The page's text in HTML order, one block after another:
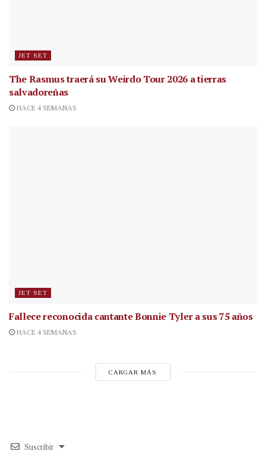
JET SET
The Rasmus traerá su Weirdo Tour 2026 a tierras
salvadoreñas
HACE 4 SEMANAS
JET SET
Fallece reconocida cantanteBonnie Tyler a sus 75 años
HACE 4 SEMANAS
CARGAR MÁS
Suscribir